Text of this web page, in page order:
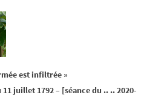
est infiltrée »
juillet 1792 – [séance du .. .. 2020-